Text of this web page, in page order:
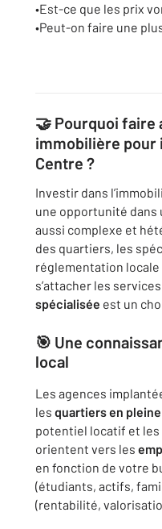
•Est-ce que les prix
•Peut-on faire une
🤝 Pourquoi faire
immobilière pour
Centre ?
Investir dans
une opportunité dans
aussi complexe et
des quartiers, les
réglementation
s’attacher les services
spécialisée est un
🎯 Une
local
Les agences
les quartiers en
potentiel locatif et les
orientent vers les
en fonction de votre
(étudiants, actifs,
(rentabilité,